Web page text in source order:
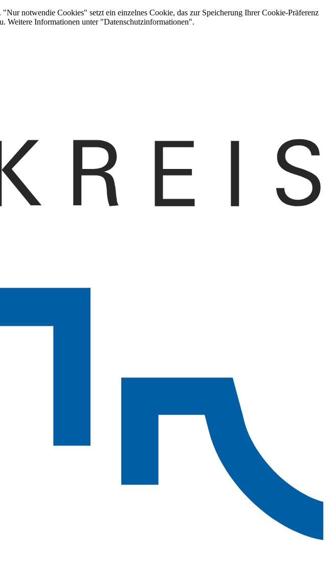
notwendie Cookies" setzt ein einzelnes Cookie, das zur Speicherung Ihrer Cookie-Präferenz
Weitere Informationen unter "Datenschutzinformationen".